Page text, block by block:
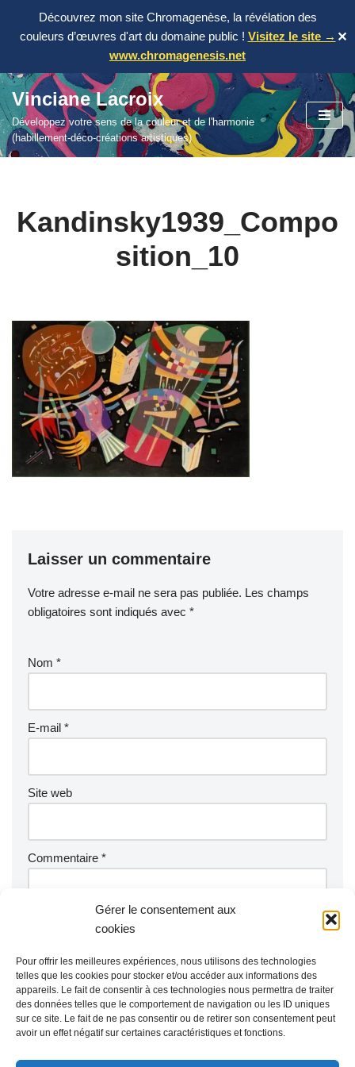
Gérer le consentement aux
cookies
Pour offrir les meilleures expériences, nous utilisons des technologies
telles que les cookies pour stocker et/ou accéder aux informations des
appareils. Le fait de consentir à ces technologies nous permettra de traiter
des données telles que le comportement de navigation ou les ID uniques
sur ce site. Le fait de ne pas consentir ou de retirer son consentement peut
avoir un effet négatif sur certaines caractéristiques et fonctions.
Découvrez mon site Chromagenèse, la révélation des
couleurs d’œuvres d'art du domaine public ! Visitez le site →
www.chromagenesis.net
✕
Aller
au
contenu
Vinciane Lacroix
Développez votre sens de la couleur et de l'harmonie
(habillement-déco-créations artistiques)
Kandinsky1939_Compo
sition_10
Laisser un commentaire
Votre adresse e-mail ne sera pas publiée. Les champs
obligatoires sont indiqués avec *
Nom *
E-mail *
Site web
Commentaire *